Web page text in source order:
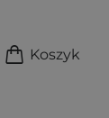
Koszyk